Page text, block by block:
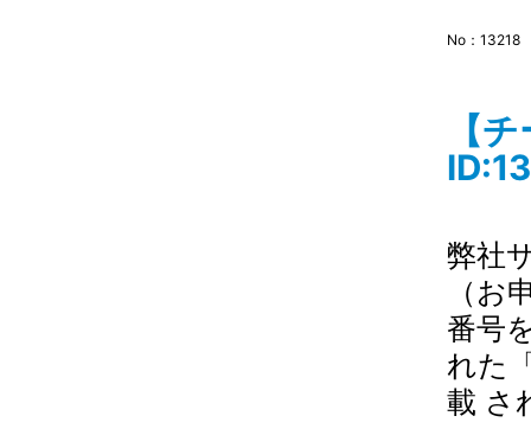
No：13218
【
弊社
（お
番号
れた
載 さ